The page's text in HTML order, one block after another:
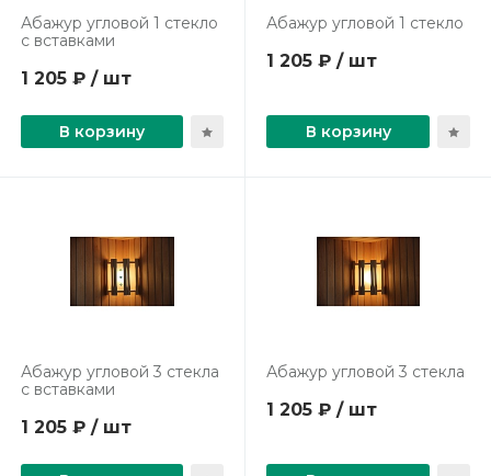
Абажур угловой 1 стекло
с вставками
1 205 ₽ / шт
В корзину
Абажур угловой 1 стекло
1 205 ₽ / шт
В корзину
Абажур угловой 3 стекла
с вставками
1 205 ₽ / шт
Абажур угловой 3 стекла
1 205 ₽ / шт